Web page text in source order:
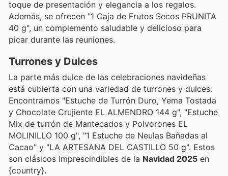
toque de presentación y elegancia a los regalos.
Además, se ofrecen "1 Caja de Frutos Secos PRUNITA
40 g", un complemento saludable y delicioso para
picar durante las reuniones.
Turrones y Dulces
La parte más dulce de las celebraciones navideñas
está cubierta con una variedad de turrones y dulces.
Encontramos "Estuche de Turrón Duro, Yema Tostada
y Chocolate Crujiente EL ALMENDRO 144 g", "Estuche
Mix de turrón de Mantecados y Polvorones EL
MOLINILLO 100 g", "1 Estuche de Neulas Bañadas al
Cacao" y "LA ARTESANA DEL CASTILLO 50 g". Estos
son clásicos imprescindibles de la Navidad 2025 en
{country}.